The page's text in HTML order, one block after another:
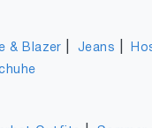
& Blazer Jeans